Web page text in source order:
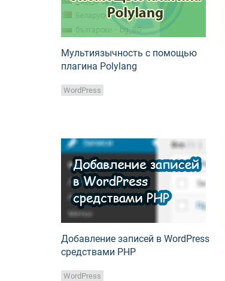
Мультиязычность с помощью
плагина Polylang
WordPress
Добавление записей в WordPress
средствами PHP
WordPress